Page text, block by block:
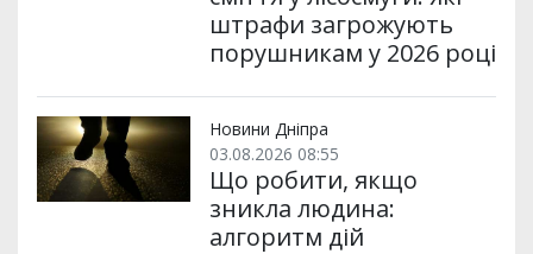
штрафи загрожують
порушникам у 2026 році
Новини Дніпра
03.08.2026 08:55
Що робити, якщо
зникла людина:
алгоритм дій